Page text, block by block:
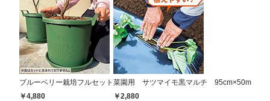
ブルーベリー栽培フルセット
￥4,880
菜園用 サツマイモ黒マルチ 95cm×50m
￥2,880